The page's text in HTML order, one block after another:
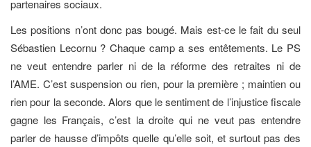
partenaires sociaux.
Les positions n’ont donc pas bougé. Mais est-ce le fait du seul
Sébastien Lecornu ? Chaque camp a ses entêtements. Le PS
ne veut entendre parler ni de la réforme des retraites ni de
l’AME. C’est suspension ou rien, pour la première ; maintien ou
rien pour la seconde. Alors que le sentiment de l’injustice fiscale
gagne les Français, c’est la droite qui ne veut pas entendre
parler de hausse d’impôts quelle qu’elle soit, et surtout pas des